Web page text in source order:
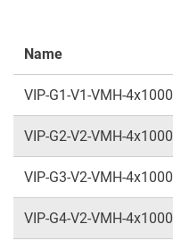
Name
VIP-G1-V1-VMH-4x1000
VIP-G2-V2-VMH-4x1000
VIP-G3-V2-VMH-4x1000
VIP-G4-V2-VMH-4x1000